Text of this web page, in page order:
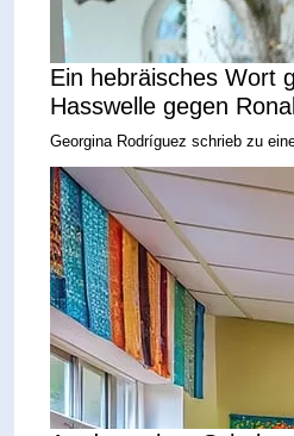
Ein hebräisches Wort
Hasswelle gegen
Georgina Rodríguez schrieb zu